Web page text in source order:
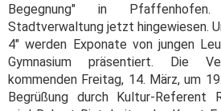
Begegnung" in
Stadtverwaltung jetzt hingewiesen.
4" werden Exponate von jungen
Gymnasium präsentiert. Die
kommenden Freitag, 14. März, um
Begrüßung durch Kultur-Referent